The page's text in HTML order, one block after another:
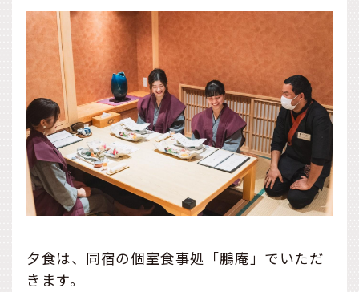
夕食は、同宿の個室食事処「鵬庵」でいただ
きます。